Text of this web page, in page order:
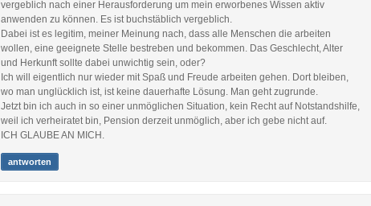
vergeblich nach einer Herausforderung um mein erworbenes Wissen aktiv
anwenden zu können. Es ist buchstäblich vergeblich.
Dabei ist es legitim, meiner Meinung nach, dass alle Menschen die arbeiten
wollen, eine geeignete Stelle bestreben und bekommen. Das Geschlecht, Alter
und Herkunft sollte dabei unwichtig sein, oder?
Ich will eigentlich nur wieder mit Spaß und Freude arbeiten gehen. Dort bleiben,
wo man unglücklich ist, ist keine dauerhafte Lösung. Man geht zugrunde.
Jetzt bin ich auch in so einer unmöglichen Situation, kein Recht auf Notstandshilfe,
weil ich verheiratet bin, Pension derzeit unmöglich, aber ich gebe nicht auf.
ICH GLAUBE AN MICH.
antworten